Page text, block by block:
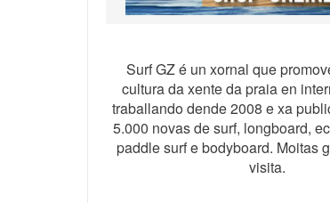
Surf GZ é un xornal que
cultura da xente da praia en
traballando dende 2008 e xa
5.000 novas de surf, longboard,
paddle surf e bodyboard. Moitas
visita.